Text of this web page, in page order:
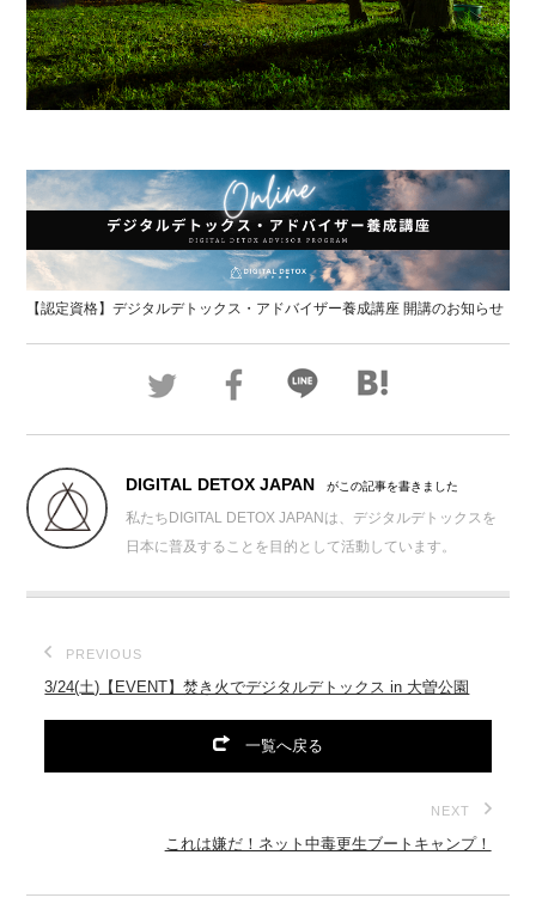
【認定資格】デジタルデトックス・アドバイザー養成講座 開講のお知らせ
DIGITAL DETOX JAPAN がこの記事を書きました
私たちDIGITAL DETOX JAPANは、デジタルデトックスを
日本に普及することを目的として活動しています。
PREVIOUS
3/24(土)【EVENT】焚き火でデジタルデトックス in 大曽公園
一覧へ戻る
NEXT
これは嫌だ！ネット中毒更生ブートキャンプ！